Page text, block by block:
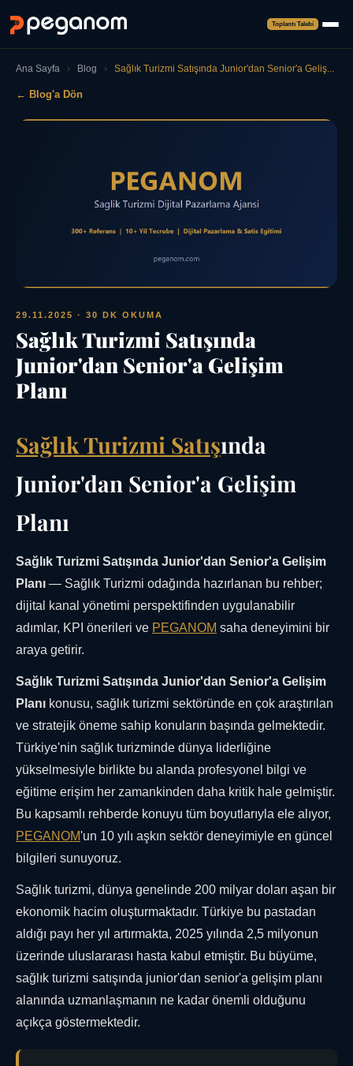
Toplantı Talebi
Ana Sayfa › Blog › Sağlık Turizmi Satışında Junior'dan Senior'a Geliş...
← Blog'a Dön
29.11.2025 · 30 DK OKUMA
Sağlık Turizmi Satışında
Junior'dan Senior'a Gelişim
Planı
Sağlık Turizmi Satışında
Junior'dan Senior'a Gelişim
Planı
Sağlık Turizmi Satışında Junior'dan Senior'a Gelişim
Planı — Sağlık Turizmi odağında hazırlanan bu rehber;
dijital kanal yönetimi perspektifinden uygulanabilir
adımlar, KPI önerileri ve PEGANOM saha deneyimini bir
araya getirir.
Sağlık Turizmi Satışında Junior'dan Senior'a Gelişim
Planı konusu, sağlık turizmi sektöründe en çok araştırılan
ve stratejik öneme sahip konuların başında gelmektedir.
Türkiye'nin sağlık turizminde dünya liderliğine
yükselmesiyle birlikte bu alanda profesyonel bilgi ve
eğitime erişim her zamankinden daha kritik hale gelmiştir.
Bu kapsamlı rehberde konuyu tüm boyutlarıyla ele alıyor,
PEGANOM'un 10 yılı aşkın sektör deneyimiyle en güncel
bilgileri sunuyoruz.
Sağlık turizmi, dünya genelinde 200 milyar doları aşan bir
ekonomik hacim oluşturmaktadır. Türkiye bu pastadan
aldığı payı her yıl artırmakta, 2025 yılında 2,5 milyonun
üzerinde uluslararası hasta kabul etmiştir. Bu büyüme,
sağlık turizmi satışında junior'dan senior'a gelişim planı
alanında uzmanlaşmanın ne kadar önemli olduğunu
açıkça göstermektedir.